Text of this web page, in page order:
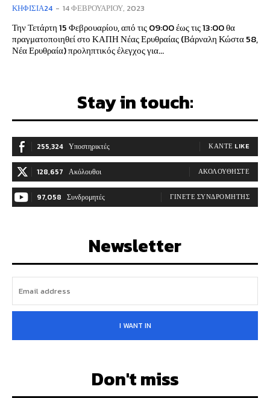
ΚΗΦΙΣΙΆ24 - 14 ΦΕΒΡΟΥΑΡΊΟΥ, 2023
Την Τετάρτη 15 Φεβρουαρίου, από τις 09:00 έως τις 13:00 θα
πραγματοποιηθεί στο ΚΑΠΗ Νέας Ερυθραίας (Βάρναλη Κώστα 58,
Νέα Ερυθραία) προληπτικός έλεγχος για...
Stay in touch:
255,324 Υποστηρικτές ΚΆΝΤΕ LIKE
128,657 Ακόλουθοι ΑΚΟΛΟΥΘΉΣΤΕ
97,058 Συνδρομητές ΓΊΝΕΤΕ ΣΥΝΔΡΟΜΗΤΉΣ
Newsletter
I WANT IN
Don't miss